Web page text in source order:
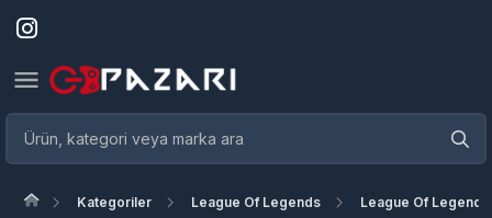
Kategoriler League Of Legends League Of Legends